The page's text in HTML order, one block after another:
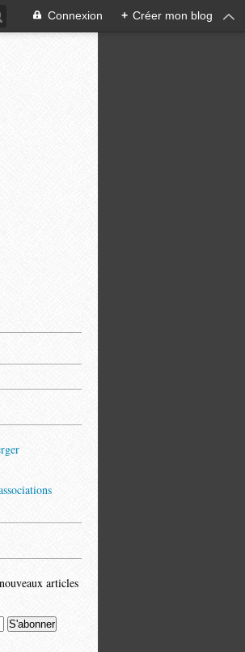
Connexion + Créer mon blog
articles